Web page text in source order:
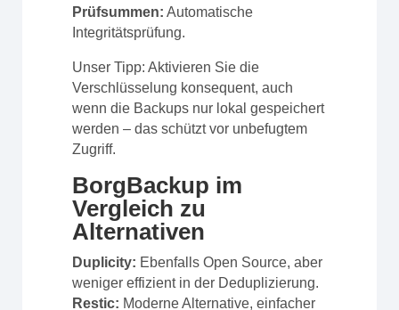
Prüfsummen: Automatische
Integritätsprüfung.
Unser Tipp: Aktivieren Sie die
Verschlüsselung konsequent, auch
wenn die Backups nur lokal gespeichert
werden – das schützt vor unbefugtem
Zugriff.
BorgBackup im
Vergleich zu
Alternativen
Duplicity: Ebenfalls Open Source, aber
weniger effizient in der Deduplizierung.
Restic: Moderne Alternative, einfacher